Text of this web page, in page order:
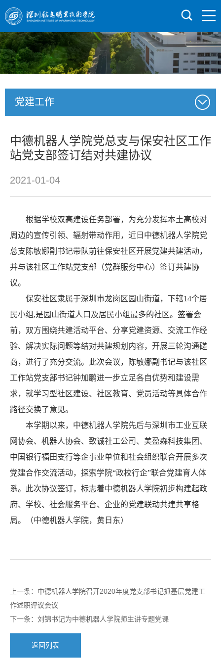
党建工作
中德机器人学院党总支与保安社区工作
站党支部签订结对共建协议
2021-01-04
根据学校双高建设任务部署，为充分发挥本土高校对
周边的宣传引领、辐射带动作用，近日中德机器人学院党
总支陈敏娜副书记带队前往保安社区开展党建共建活动，
并与该社区工作站党支部（党群服务中心）签订共建协
议。
保安社区隶属于深圳市龙岗区园山街道，下辖14个居
民小组,是园山街道人口及居民小组最多的社区。签署会
前，双方围绕共建活动平台、分享党建资源、交流工作经
验、解决实际问题等结对共建规划内容，开展三轮沟通磋
商，进行了充分交流。此次会议，陈敏娜副书记与该社区
工作站党支部书记钟加鹏进一步立足各自优势和建设需
求，就学习型社区建设、社区教育、党员活动等具体合作
路径交换了意见。
本学期以来，中德机器人学院先后与深圳市工业互联
网协会、机器人协会、 致诚社工公司、 美盈森科技集团、
中国银行福田支行等企事业单位和社会组织联合开展多次
党建合作交流活动，探索学院“政校行企”联合党建育人体
系。此次协议签订，标志着中德机器人学院初步构建起政
府、学校、社会服务平台、企业的党建联动共建共享格
局。（中德机器人学院，黄日东）
上一条： 中德机器人学院召开2020年度党支部书记抓基层党建工
作述职评议会议
下一条： 刘锦书记为中德机器人学院师生讲专题党课
返回列表